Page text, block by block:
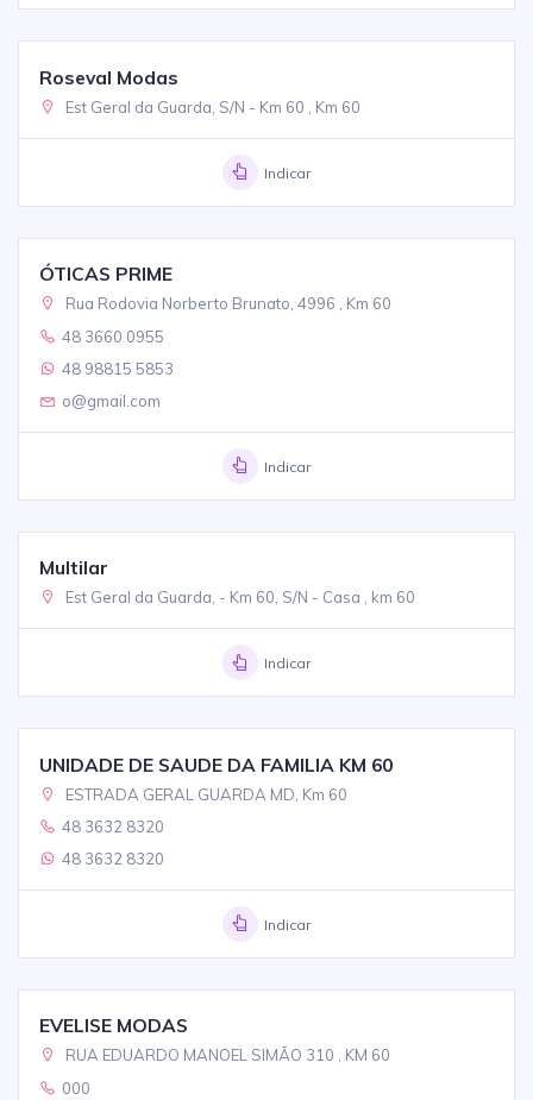
Roseval Modas
Est Geral da Guarda, S/N - Km 60 , Km 60
Indicar
ÓTICAS PRIME
Rua Rodovia Norberto Brunato, 4996 , Km 60
48 3660 0955
48 98815 5853
o@gmail.com
Indicar
Multilar
Est Geral da Guarda, - Km 60, S/N - Casa , km 60
Indicar
UNIDADE DE SAUDE DA FAMILIA KM 60
ESTRADA GERAL GUARDA MD, Km 60
48 3632 8320
48 3632 8320
Indicar
EVELISE MODAS
RUA EDUARDO MANOEL SIMÃO 310 , KM 60
000